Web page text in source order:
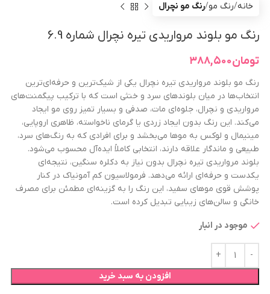
خانه رنگ مو رنگ مو نچرال
رنگ مو بلوند مرواریدی تیره نچرال شماره 6.9
تومان۳۸۸,۵۰۰
رنگ مو بلوند مرواریدی تیره نچرال یکی از شیک‌ترین و حرفه‌ای‌ترین
انتخاب‌ها در میان بلوندهای سرد و خنثی است که با ترکیب پیگمنت‌های
مرواریدی و نچرال، جلوه‌ای مات، صدفی و بسیار تمیز روی مو ایجاد
می‌کند. این رنگ بدون ایجاد زردی یا گرمای ناخواسته، ظاهری اروپایی،
مینیمال و لوکس به موها می‌بخشد و برای افرادی که به رنگ‌های سرد،
طبیعی و ماندگار علاقه دارند، انتخابی کاملاً ایده‌آل محسوب می‌شود.
بلوند مرواریدی تیره نچرال بدون نیاز به دکلره سنگین، نتیجه‌ای
یکدست و حرفه‌ای ارائه می‌دهد. فرمولاسیون کم آمونیاک در کنار
پوشش قوی موهای سفید، این رنگ را به گزینه‌ای مطمئن برای مصرف
خانگی و سالن‌های زیبایی تبدیل کرده است.
موجود در انبار
افزودن به سبد خرید